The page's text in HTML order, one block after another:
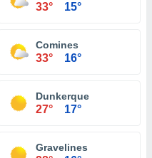
33° 15°
Comines
33° 16°
Dunkerque
27° 17°
Gravelines